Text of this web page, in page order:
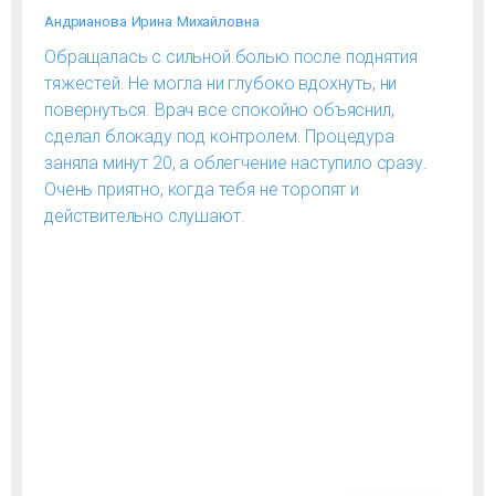
Андрианова Ирина Михайловна
Обращалась с сильной болью после поднятия
тяжестей. Не могла ни глубоко вдохнуть, ни
повернуться. Врач все спокойно объяснил,
сделал блокаду под контролем. Процедура
заняла минут 20, а облегчение наступило сразу.
Очень приятно, когда тебя не торопят и
действительно слушают.